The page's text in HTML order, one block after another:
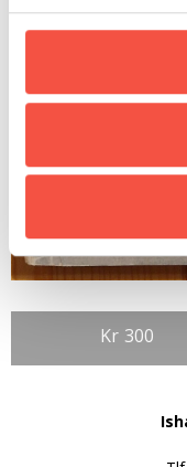
Kr 300